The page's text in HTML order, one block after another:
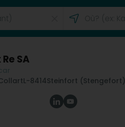
SA
L-8414Steinfort (Stengefort)